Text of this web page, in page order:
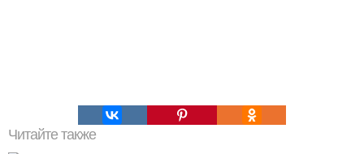
Читайте также